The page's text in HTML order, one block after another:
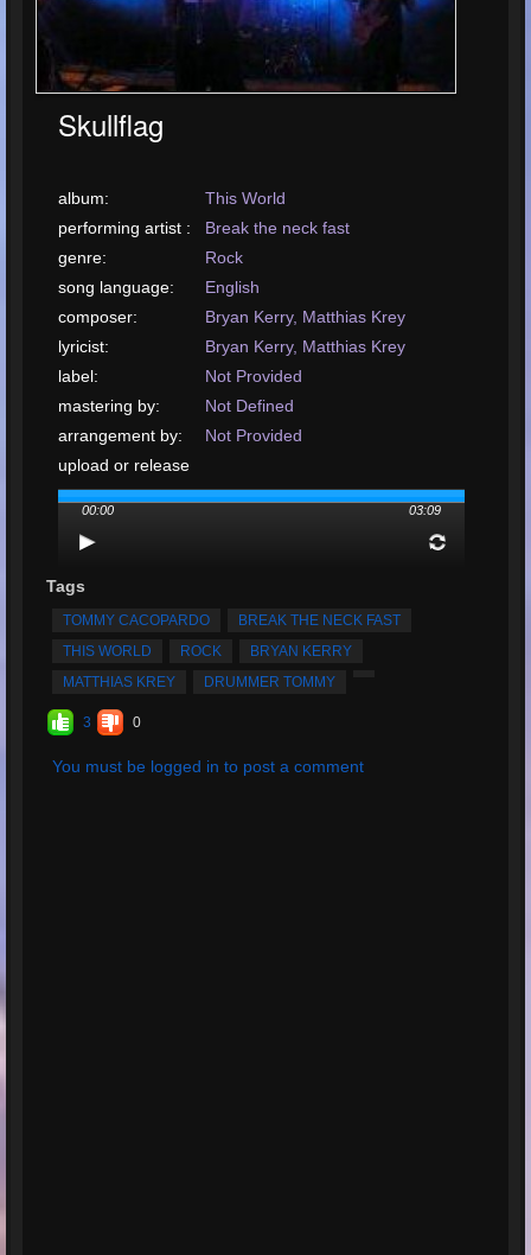
Skullflag
album:
This World
performing artist :
Break the neck fast
genre:
Rock
song language:
English
composer:
Bryan Kerry, Matthias Krey
lyricist:
Bryan Kerry, Matthias Krey
label:
Not Provided
mastering by:
Not Defined
arrangement by:
Not Provided
upload or release
date:
August, 2005
Totaal aantal
keren afgespeeld:
Totaal aantal
beoordelingen:
4
Gemiddelde
00:00 03:09
Tags
TOMMY CACOPARDO
BREAK THE NECK FAST
THIS WORLD
ROCK
BRYAN KERRY
MATTHIAS KREY
DRUMMER TOMMY
3 0
You must be logged in to post a comment